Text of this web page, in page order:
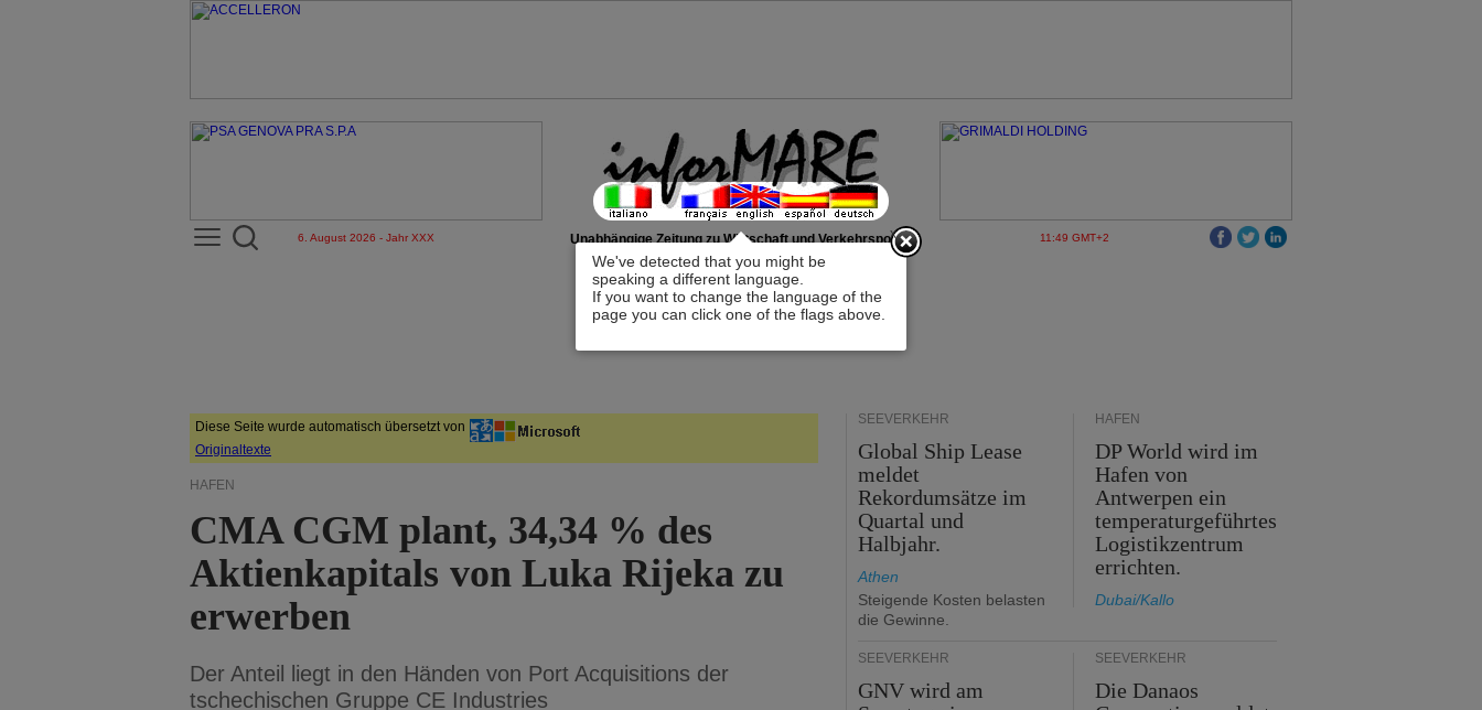
We've detected that you might be
speaking a different language.
If you want to change the language of the
page you can click one of the flags above.
x
6. August 2026 - Jahr XXX Unabhängige Zeitung zu Wirtschaft und Verkehrspolitik 11:49 GMT+2
Diese Seite wurde automatisch übersetzt von
Originaltexte
HÄFEN
CMA CGM plant, 34,34 % des
Aktienkapitals von Luka Rijeka zu
erwerben
Der Anteil liegt in den Händen von Port Acquisitions der
tschechischen Gruppe CE Industries
SEEVERKEHR
Global Ship Lease
meldet
Rekordumsätze im
Quartal und
Halbjahr.
Athen
Steigende Kosten belasten
die Gewinne.
HÄFEN
DP World wird im
Hafen von
Antwerpen ein
temperaturgeführtes
Logistikzentrum
errichten.
Dubai/Kallo
SEEVERKEHR
GNV wird am
SEEVERKEHR
Die Danaos